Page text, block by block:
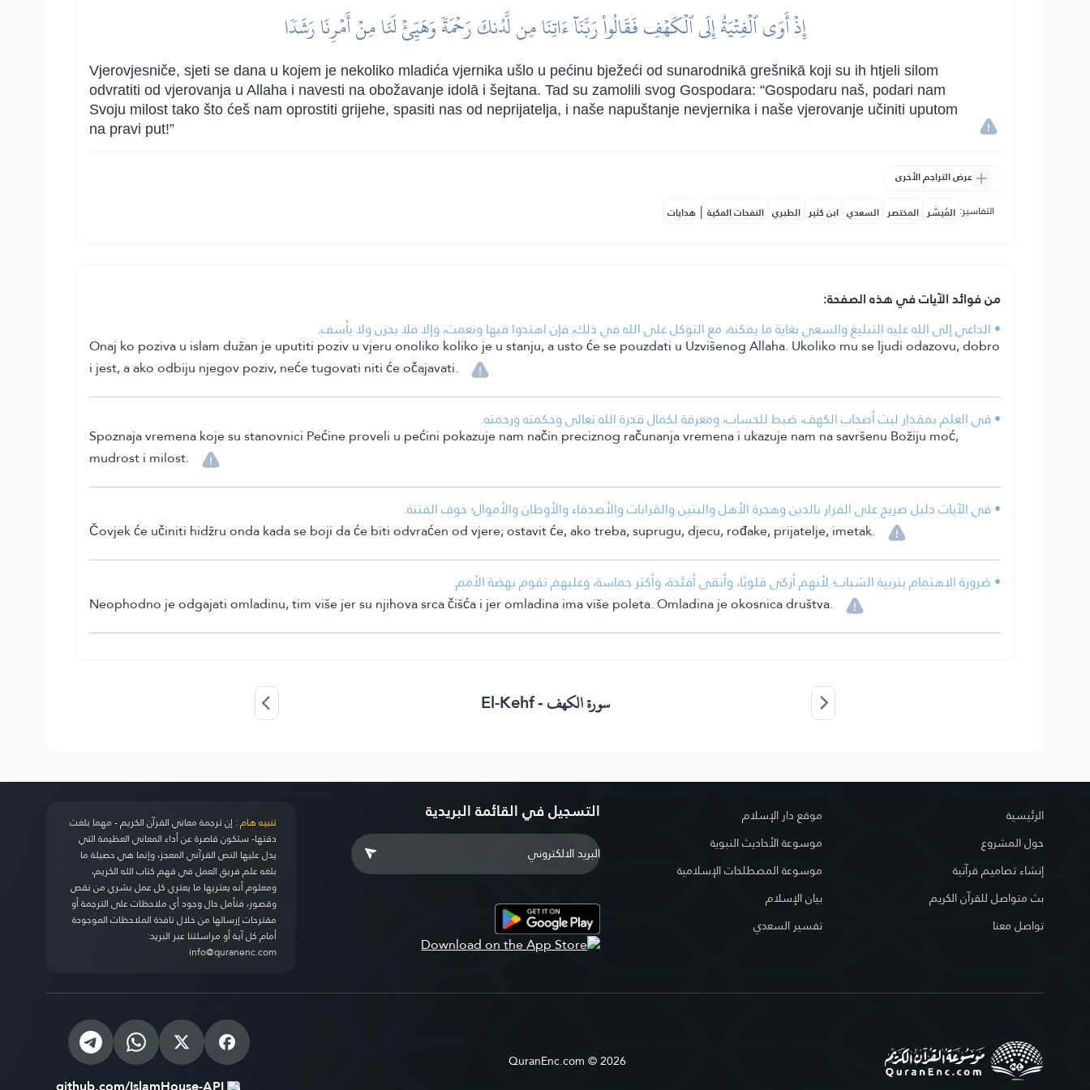
إِذۡ أَوَى ٱلۡفِتۡيَةُ إِلَى ٱلۡكَهۡفِ فَقَالُواْ رَبَّنَآ ءَاتِنَا مِن لَّدُنكَ رَحۡمَةٗ وَهَيِّئۡ لَنَا مِنۡ أَمۡرِنَا رَشَدٗا
Vjerovjesniče, sjeti se dana u kojem je nekoliko mladića vjernika ušlo u pećinu bježeći od sunarodnikā grešnikā koji su ih htjeli silom
odvratiti od vjerovanja u Allaha i navesti na obožavanje idolā i šejtana. Tad su zamolili svog Gospodara: “Gospodaru naš, podari nam
Svoju milost tako što ćeš nam oprostiti grijehe, spasiti nas od neprijatelja, i naše napuštanje nevjernika i naše vjerovanje učiniti uputom
na pravi put!”
عرض التراجم الأخرى
التفاسير: المُيسَّر المختصر السعدي ابن كثير الطبري النفحات المكية | هدايات
من فوائد الآيات في هذه الصفحة:
• الداعي إلى الله عليه التبليغ والسعي بغاية ما يمكنه، مع التوكل على الله في ذلك، فإن اهتدوا فبها ونعمت، وإلا فلا يحزن ولا يأسف.
Onaj ko poziva u islam dužan je uputiti poziv u vjeru onoliko koliko je u stanju, a usto će se pouzdati u Uzvišenog Allaha. Ukoliko mu se ljudi odazovu, dobro
i jest, a ako odbiju njegov poziv, neće tugovati niti će očajavati.
• في العلم بمقدار لبث أصحاب الكهف، ضبط للحساب، ومعرفة لكمال قدرة الله تعالى وحكمته ورحمته.
Spoznaja vremena koje su stanovnici Pećine proveli u pećini pokazuje nam način preciznog računanja vremena i ukazuje nam na savršenu Božiju moć,
mudrost i milost.
• في الآيات دليل صريح على الفرار بالدين وهجرة الأهل والبنين والقرابات والأصدقاء والأوطان والأموال؛ خوف الفتنة.
Čovjek će učiniti hidžru onda kada se boji da će biti odvraćen od vjere; ostavit će, ako treba, suprugu, djecu, rođake, prijatelje, imetak.
• ضرورة الاهتمام بتربية الشباب؛ لأنهم أزكى قلوبًا، وأنقى أفئدة، وأكثر حماسة، وعليهم تقوم نهضة الأمم.
Neophodno je odgajati omladinu, tim više jer su njihova srca čišća i jer omladina ima više poleta. Omladina je okosnica društva.
سورة الكهف -El-Kehf
الرئيسية
حول المشروع
إنشاء تصاميم قرآنية
بث متواصل للقرآن الكريم
تواصل معنا
موقع دار الإسلام
موسوعة الأحاديث النبوية
موسوعة المصطلحات الإسلامية
بيان الإسلام
تفسير السعدي
التسجيل في القائمة البريدية تنبيه هام :إن ترجمة معاني القرآن الكريم - مهما بلغت
دقتها- ستكون قاصرة عن أداء المعاني العظيمة التي
يدل عليها النص القرآني المعجز، وإنما هي حصيلة ما
بلغه علم فريق العمل في فهم كتاب الله الكريم،
ومعلوم أنه يعتريها ما يعتري كل عمل بشري من نقص
وقصور، فنأمل حال وجود أي ملاحظات على الترجمة أو
مقترحات إرسالها من خلال نافذة الملاحظات الموجودة
أمام كل آية أو مراسلتنا عبر البريد:
info@quranenc.com
QuranEnc.com © 2026